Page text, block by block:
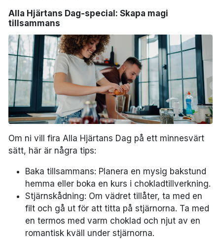
Alla Hjärtans Dag-special: Skapa magi
tillsammans
Om ni vill fira Alla Hjärtans Dag på ett minnesvärt
sätt, här är några tips:
Baka tillsammans: Planera en mysig bakstund
hemma eller boka en kurs i chokladtillverkning.
Stjärnskådning: Om vädret tillåter, ta med en
filt och gå ut för att titta på stjärnorna. Ta med
en termos med varm choklad och njut av en
romantisk kväll under stjärnorna.